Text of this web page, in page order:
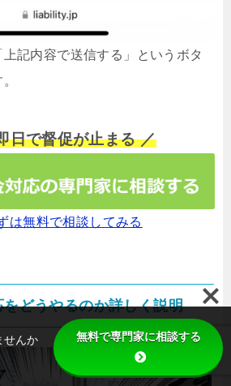
記内容で送信する」というボタ
日で督促が止まる ／
は無料で相談してみる
どうやるのか詳しく説明
せんか
無料で専門家に相談する